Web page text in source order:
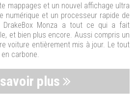
mappages et un nouvel affichage ultra
numérique et un processeur rapide de
DrakeBox Monza a tout ce qui a fait
et bien plus encore. Aussi compris un
voiture entièrement mis à jour. Le tout
carbone.
plus